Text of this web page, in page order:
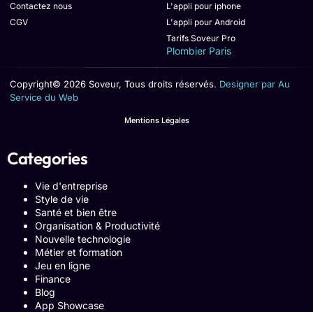
Contactez nous
CGV
L'appli pour iphone
L'appli pour Android
Tarifs Soveur Pro
Plombier Paris
Copyright© 2026 Soveur, Tous droits réservés. Designer par Au
Service du Web
Mentions Légales
Categories
Vie d'entreprise
Style de vie
Santé et bien être
Organisation & Productivité
Nouvelle technologie
Métier et formation
Jeu en ligne
Finance
Blog
App Showcase